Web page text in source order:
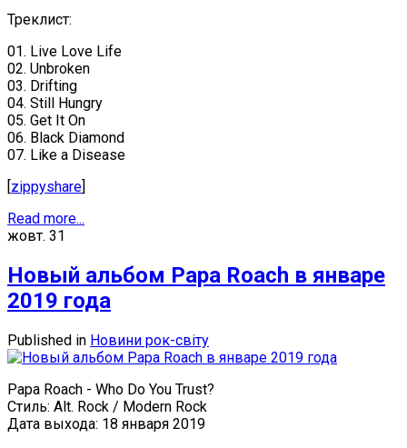
Треклист:
01. Live Love Life
02. Unbroken
03. Drifting
04. Still Hungry
05. Get It On
06. Black Diamond
07. Like a Disease
[zippyshare]
Read more...
жовт. 31
Новый альбом Papa Roach в январе
2019 года
Published in Новини рок-світу
Papa Roach - Who Do You Trust?
Стиль: Alt. Rock / Modern Rock
Дата выхода: 18 января 2019